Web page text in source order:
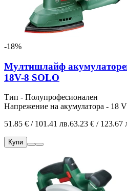
-18%
Мултишлайф
18V-8 SOLO
Тип - Полупрофесионален
Напрежение на акумулатора - 18 V
51.85 € / 101.41 лв.63.23 € / 123.67
Купи